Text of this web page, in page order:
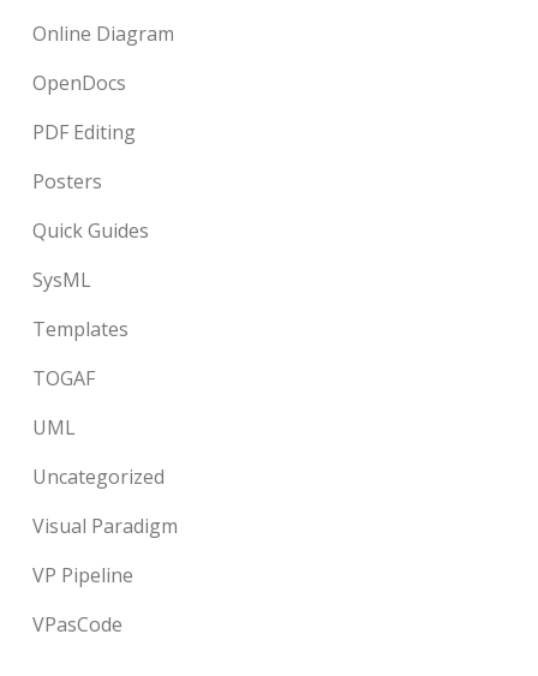
Online Diagram
OpenDocs
PDF Editing
Posters
Quick Guides
SysML
Templates
TOGAF
UML
Uncategorized
Visual Paradigm
VP Pipeline
VPasCode